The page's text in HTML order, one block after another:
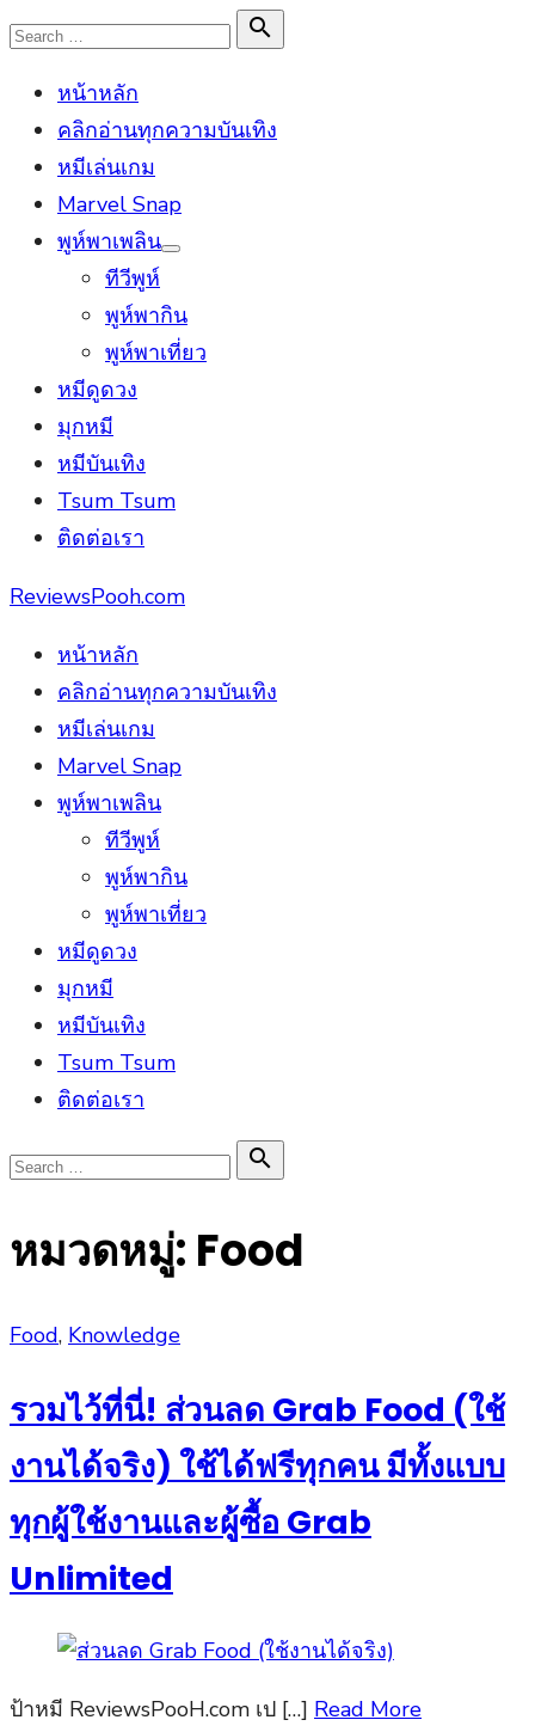
Skip
content
Search

Search
หน้าหลัก
คลิกอ่านทุกความบันเทิง
หมีเล่นเกม
Marvel Snap
พูห์พาเพลิน
Show
ทีวีพูห์
พูห์พากิน
พูห์พาเที่ยว
หมีดูดวง
มุกหมี
หมีบันเทิง
Tsum Tsum
ติดต่อเรา
ReviewsPooh.com
หน้าหลัก
คลิกอ่านทุกความบันเทิง
หมีเล่นเกม
Marvel Snap
พูห์พาเพลิน
ทีวีพูห์
พูห์พากิน
พูห์พาเที่ยว
หมีดูดวง
มุกหมี
หมีบันเทิง
Tsum Tsum
ติดต่อเรา
Search

Search
หมวดหมู่: Food
Posted
Food, Knowledge
รวมไว้ที่นี่! ส่วนลด Grab Food (ใช้
งานได้จริง) ใช้ได้ฟรีทุกคน มีทั้งแบบ
ทุกผู้ใช้งานและผู้ซื้อ Grab
Unlimited
ป้าหมี ReviewsPooH.com เป […] Read More